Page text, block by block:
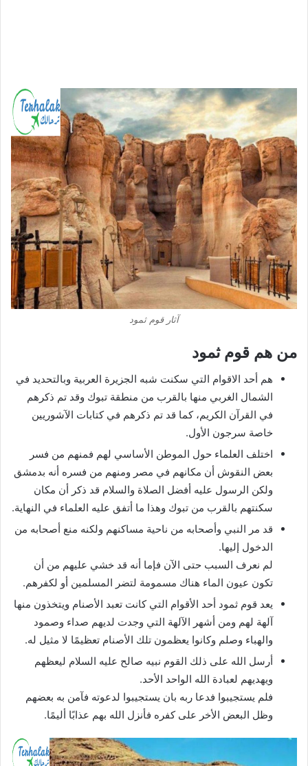
آثار قوم ثمود
من هم قوم ثمود
هم أحد الاقوام التي سكنت شبه الجزيرة العربية وبالتحديد في
الشمال الغربي منها بالقرب من منطقة تبوك وقد تم ذكرهم
في القرآن الكريم، كما قد تم ذكرهم في كتابات الآشوريين
خاصة سرجون الأول.
اختلف العلماء حول الموطن الأساسي لهم فمنهم من فسر
بعض النقوش أن مكانهم في مصر ومنهم من فسره أنه بدمشق
ولكن الرسول عليه أفضل الصلاة والسلام قد ذكر أن مكان
سكنتهم بالقرب من تبوك وهذا ما أتفق عليه العلماء في النهاية.
قد مر النبي وأصحابه من ناحية مساكنهم ولكنه منع أصحابه من
الدخول إليها.
لم نعرف السبب حتى الآن فإما أنه قد خشي عليهم من أن
تكون عيون الماء هناك مسمومة لتضر المسلمين أو لكفرهم.
يعد قوم ثمود أحد الأقوام التي كانت تعبد الأصنام ويتخذون منها
آلهة لهم ومن أشهر الآلهة التي وجدت لديهم صداء وصمود
والهباء وصلم وكانوا يعظمون تلك الأصنام تعظيمًا لا مثيل له.
أرسل الله على ذلك القوم نبيه صالح عليه السلام ليعظهم
ويهديهم لعبادة الله الواحد الأحد.
فلم يستجيبوا فدعا ربه بان يستجيبوا لدعوته فآمن به بعضهم
وظل البعض الأخر على كفره فأنزل الله بهم عذابًا أليمًا.